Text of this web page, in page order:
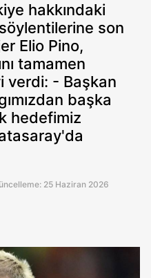
hakkındaki
söylentilerine son
Elio Pino,
tamamen
verdi: - Başkan
başka
hedefimiz
25 Haziran 2026